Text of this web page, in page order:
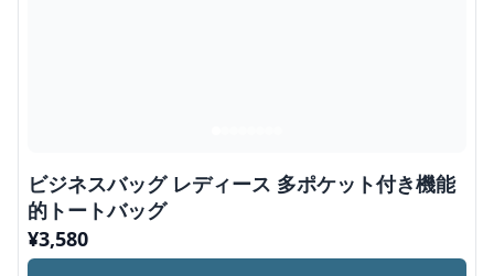
ビジネスバッグ レディース 多ポケット付き機能
的トートバッグ
¥3,580